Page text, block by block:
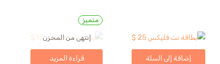
إضافة إلى السلة
متميز
إنتهى من المخزن
قراءة المزيد